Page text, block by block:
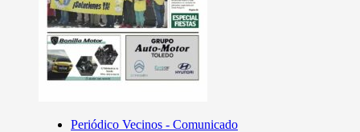
Periódico Vecinos - Comunicado